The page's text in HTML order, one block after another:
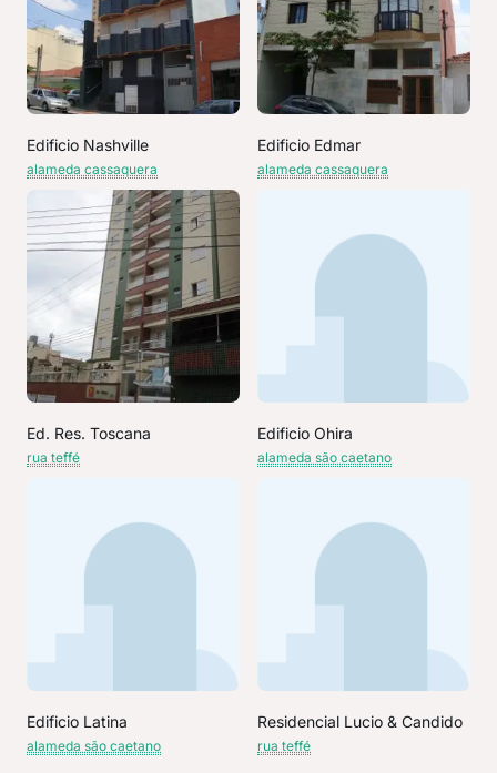
Edificio Nashville
alameda cassaquera
Edificio Edmar
alameda cassaquera
Ed. Res. Toscana
rua teffé
Edificio Ohira
alameda são caetano
Edificio Latina
alameda são caetano
Residencial Lucio & Candido
rua teffé